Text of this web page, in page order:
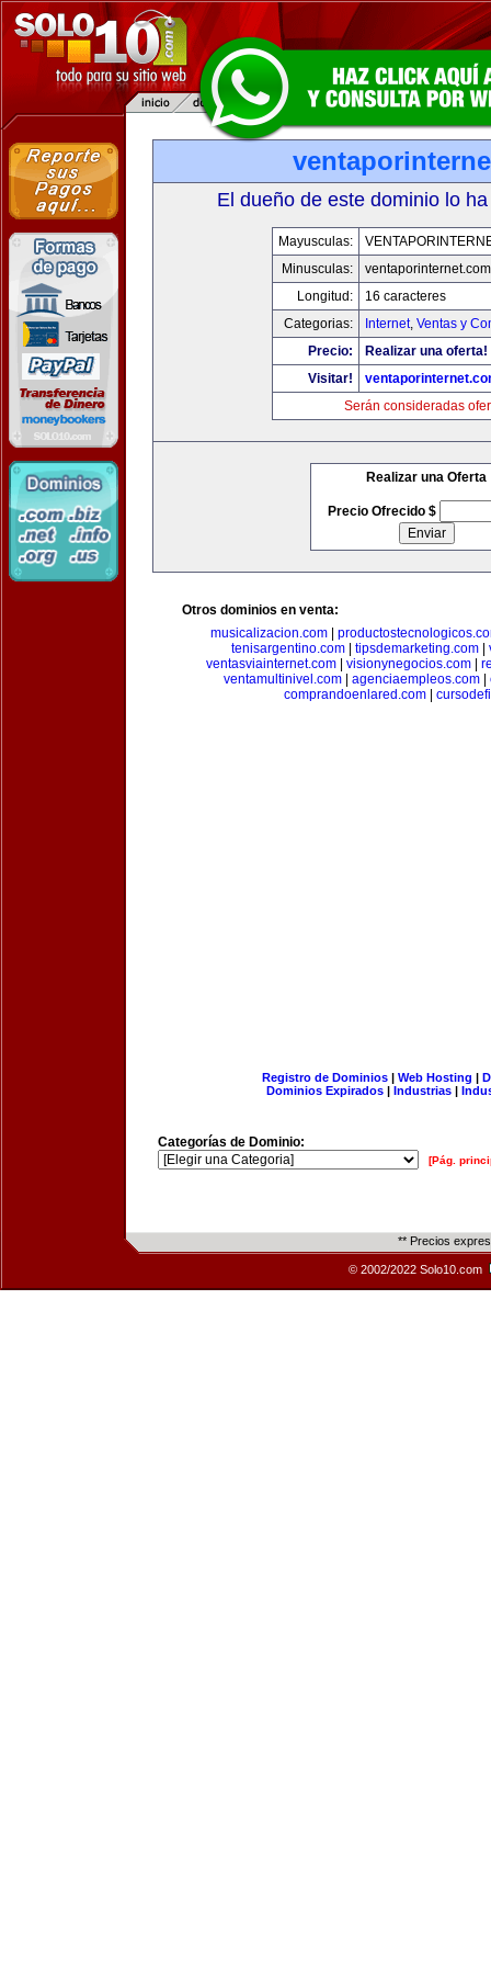
El dueño de este dominio lo
Mayusculas:
Minusculas:
ventaporinternet.com
Longitud:
16 caracteres
Categorias:
Internet, Ventas y
Precio:
Realizar una oferta!
Visitar!
Serán consideradas
Realizar una Oferta
Precio Ofrecido $
Otros dominios en venta:
musicalizacion.com|
tenisargentino.com
tipsdemarketing.com
ventasviainternet.com
visionynegocios.com
ventamultinivel.com| agenciaempleos.com|
comprandoenlared.com|
Registro de Dominios| Web Hosting |
Dominios Expirados | Industrias |
Categorías de Dominio:
[Pág.
** Precios
© 2002/2022 Solo10.com